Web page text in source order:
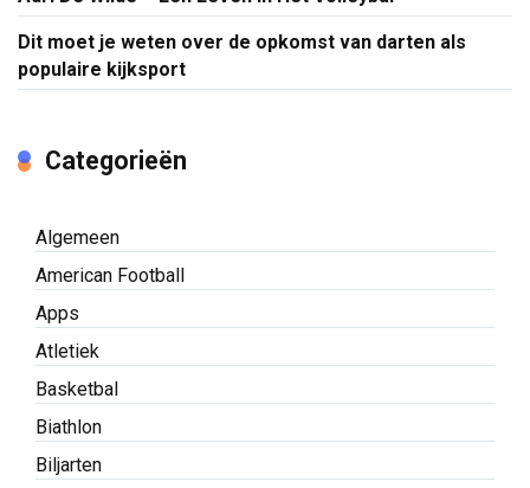
Optimale voorbereiding op je volgende sportwedstrijd
De Top 10 meest succecvolle Feyenoord spelers
Adri De Wilde – Een Leven In Het Volleybal
populaire kijksport
Categorieën
Algemeen
American Football
Apps